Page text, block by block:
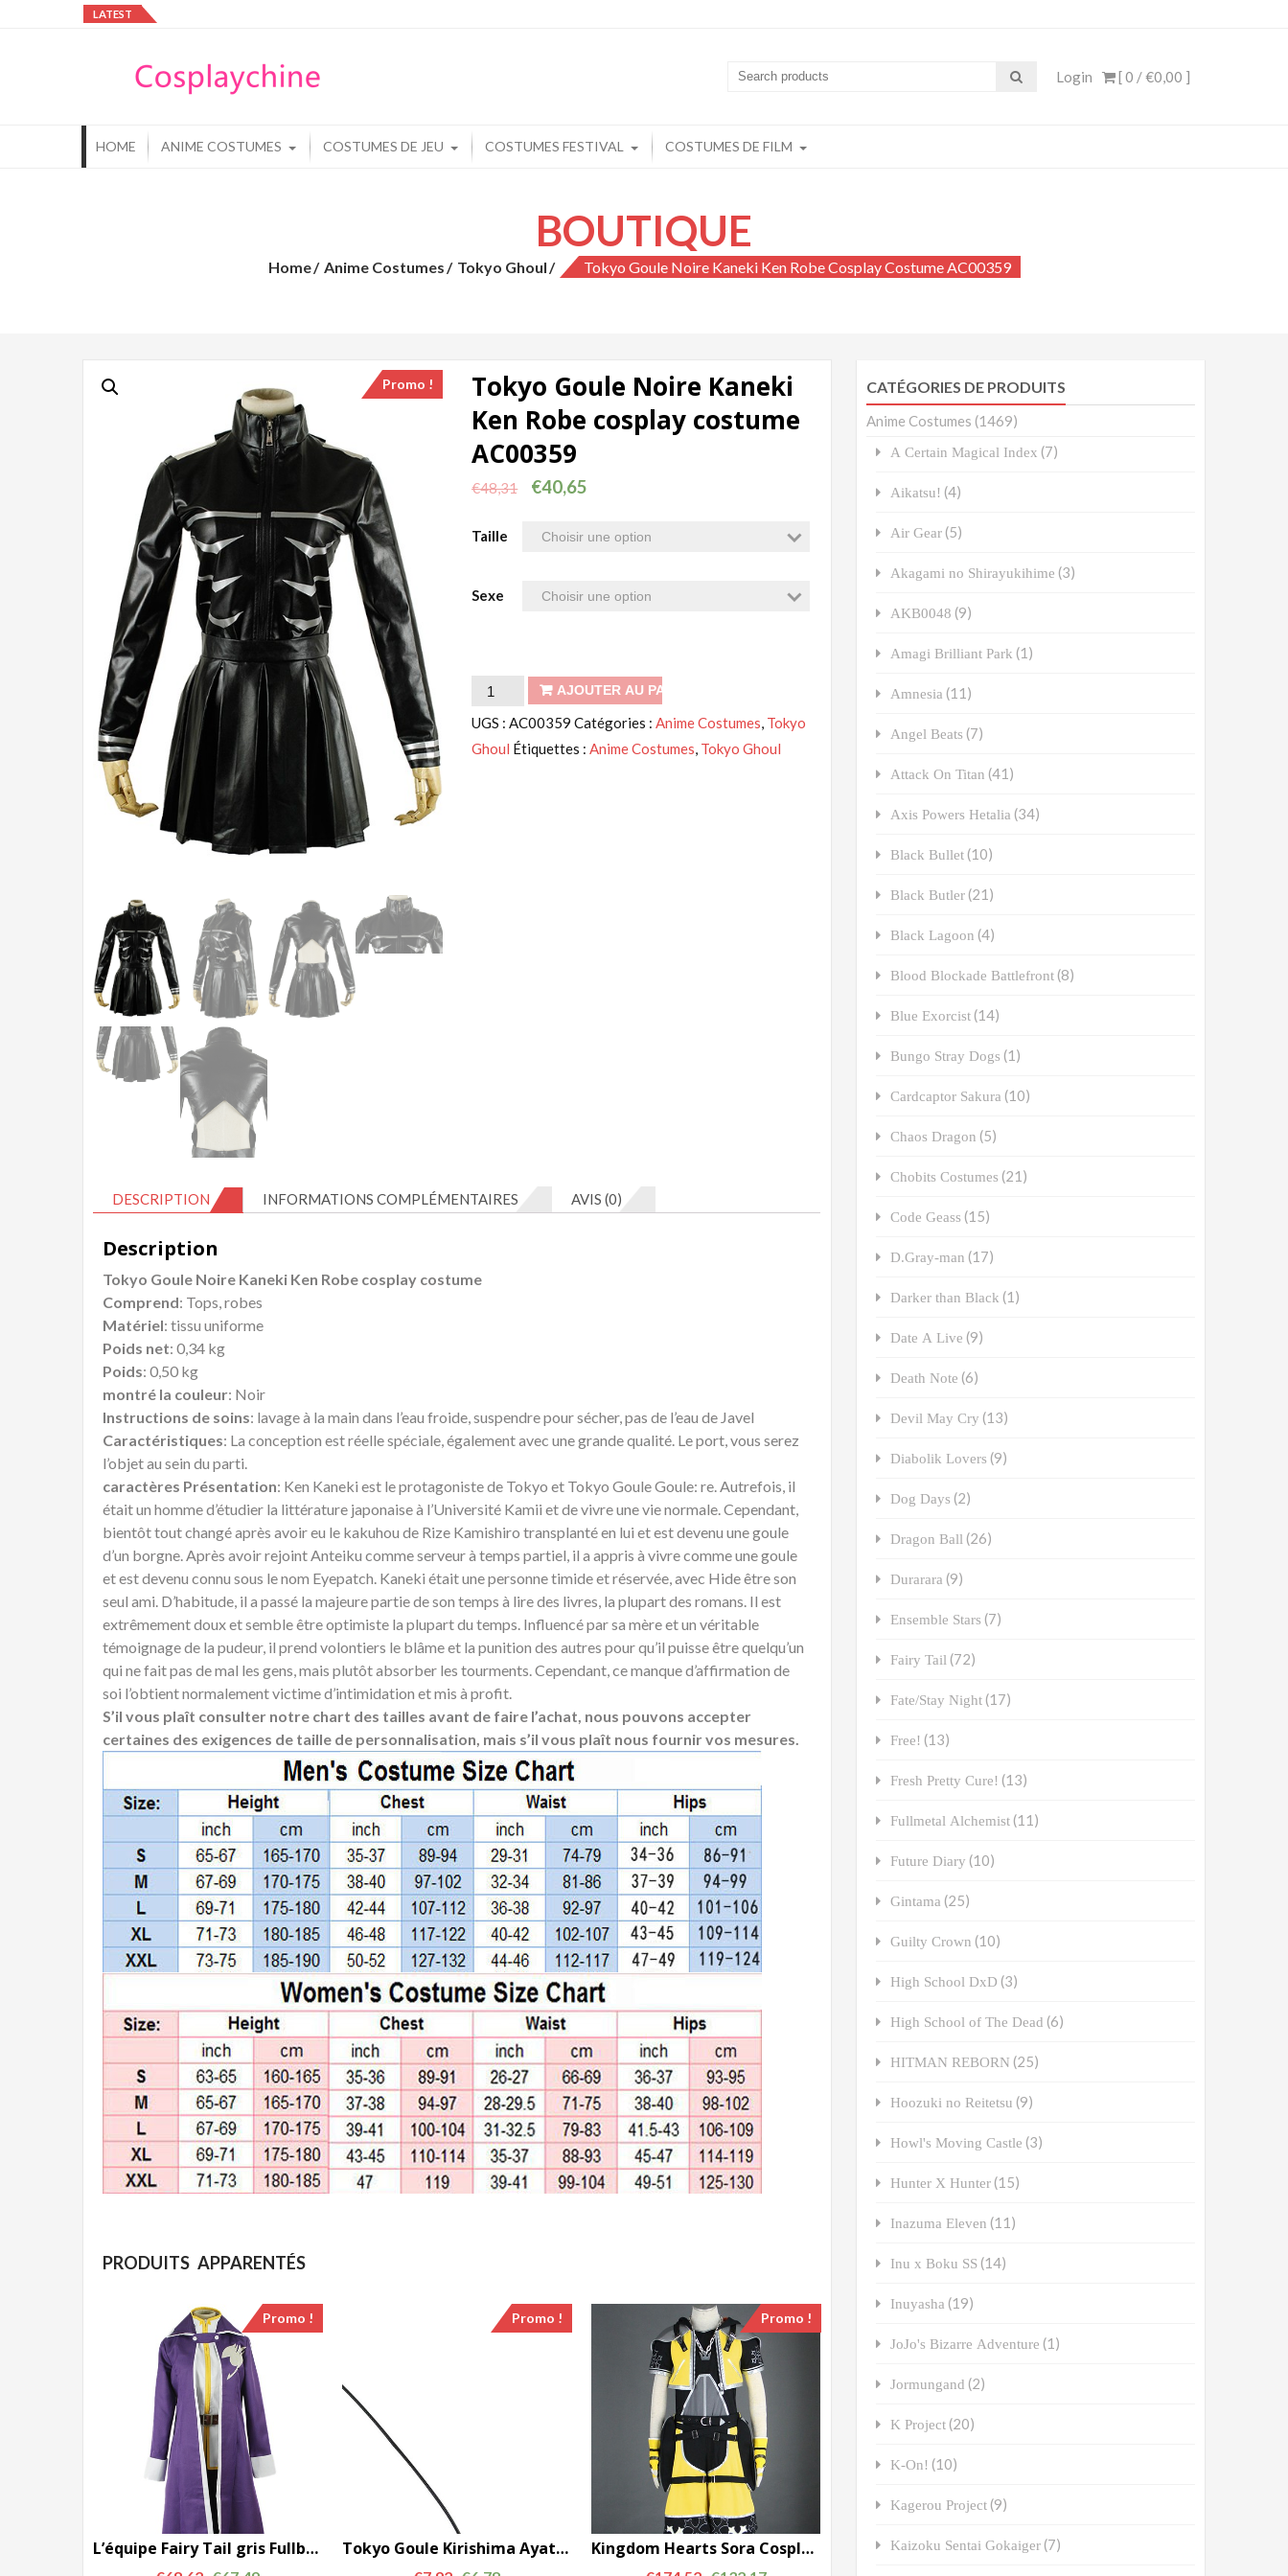
LATEST
[ 0 /€0,00 ]
Login
HOME ANIME COSTUMES COSTUMES DE JEU COSTUMES FESTIVAL COSTUMES DE FILM
BOUTIQUE
Home Anime Costumes Tokyo Ghoul Tokyo Goule Noire Kaneki Ken Robe Cosplay Costume AC00359
Promo !
Tokyo Goule Noire Kaneki
Ken Robe cosplay costume
AC00359
€48,31 €40,65
Taille
Sexe
quantité
de
Tokyo
AJOUTER AU PANIER
UGS :AC00359 Catégories :Anime Costumes, Tokyo
Ghoul Étiquettes :Anime Costumes, Tokyo Ghoul
DESCRIPTION INFORMATIONS COMPLÉMENTAIRES AVIS (0)
Description
Tokyo Goule Noire Kaneki Ken Robe cosplay costume
Comprend: Tops, robes
Matériel: tissu uniforme
Poids net: 0,34 kg
Poids: 0,50 kg
montré la couleur: Noir
Instructions de soins: lavage à la main dans l’eau froide, suspendre pour sécher, pas de l’eau de Javel
Caractéristiques: La conception est réelle spéciale, également avec une grande qualité. Le port, vous serez
l’objet au sein du parti.
caractères Présentation: Ken Kaneki est le protagoniste de Tokyo et Tokyo Goule Goule: re. Autrefois, il
était un homme d’étudier la littérature japonaise à l’Université Kamii et de vivre une vie normale. Cependant,
bientôt tout changé après avoir eu le kakuhou de Rize Kamishiro transplanté en lui et est devenu une goule
d’un borgne. Après avoir rejoint Anteiku comme serveur à temps partiel, il a appris à vivre comme une goule
et est devenu connu sous le nom Eyepatch. Kaneki était une personne timide et réservée, avec Hide être son
seul ami. D’habitude, il a passé la majeure partie de son temps à lire des livres, la plupart des romans. Il est
extrêmement doux et semble être optimiste la plupart du temps. Influencé par sa mère et un véritable
témoignage de la pudeur, il prend volontiers le blâme et la punition des autres pour qu’il puisse être quelqu’un
qui ne fait pas de mal les gens, mais plutôt absorber les tourments. Cependant, ce manque d’affirmation de
soi l’obtient normalement victime d’intimidation et mis à profit.
S’il vous plaît consulter notre chart des tailles avant de faire l’achat, nous pouvons accepter
certaines des exigences de taille de personnalisation, mais s’il vous plaît nous fournir vos mesures.
PRODUITS APPARENTÉS
Promo !
L’équipe Fairy Tail gris Fullbuster cosplay costume AC0028
Promo !
Tokyo Goule Kirishima Ayato Masque noir collier pendentif Accessoires Cosplay AC00372
Promo !
Kingdom Hearts Sora Cosplay Costume Set 3pc version AC00712
CATÉGORIES DE PRODUITS
Anime Costumes (1469)
A Certain Magical Index (7)
Aikatsu! (4)
Air Gear (5)
Akagami no Shirayukihime (3)
AKB0048 (9)
Amagi Brilliant Park (1)
Amnesia (11)
Angel Beats (7)
Attack On Titan (41)
Axis Powers Hetalia (34)
Black Bullet (10)
Black Butler (21)
Black Lagoon (4)
Blood Blockade Battlefront (8)
Blue Exorcist (14)
Bungo Stray Dogs (1)
Cardcaptor Sakura (10)
Chaos Dragon (5)
Chobits Costumes (21)
Code Geass (15)
D.Gray-man (17)
Darker than Black (1)
Date A Live (9)
Death Note (6)
Devil May Cry (13)
Diabolik Lovers (9)
Dog Days (2)
Dragon Ball (26)
Durarara (9)
Ensemble Stars (7)
Fairy Tail (72)
Fate/Stay Night (17)
Free! (13)
Fresh Pretty Cure! (13)
Fullmetal Alchemist (11)
Future Diary (10)
Gintama (25)
Guilty Crown (10)
High School DxD (3)
High School of The Dead (6)
HITMAN REBORN (25)
Hoozuki no Reitetsu (9)
Howl's Moving Castle (3)
Hunter X Hunter (15)
Inazuma Eleven (11)
Inu x Boku SS (14)
Inuyasha (19)
JoJo's Bizarre Adventure (1)
Jormungand (2)
K Project (20)
K-On! (10)
Kagerou Project (9)
Kaizoku Sentai Gokaiger (7)